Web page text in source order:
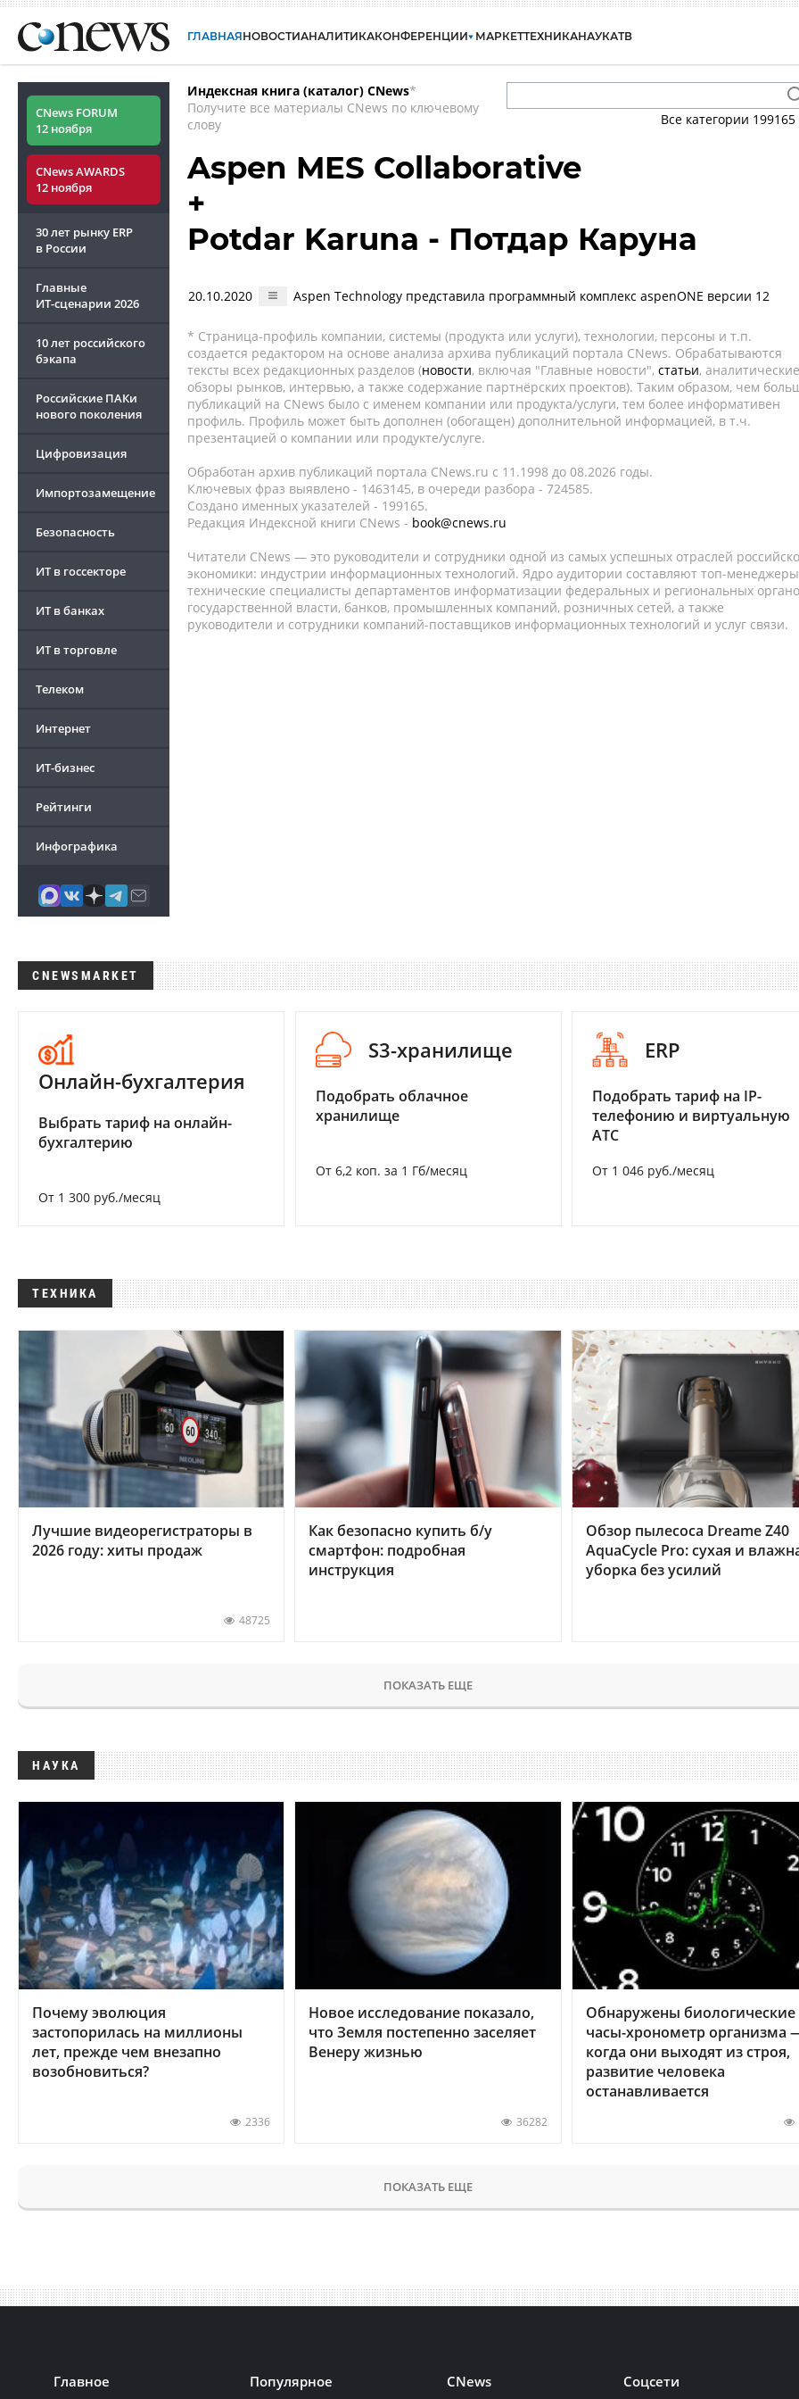
ГЛАВНАЯНОВОСТИАНАЛИТИКАКОНФЕРЕНЦИИ МАРКЕТТЕХНИКАНАУКАТВ
CNews FORUM
12 ноября
CNews AWARDS
12 ноября
30 лет рынку ERP
в России
Главные
ИТ-сценарии 2026
10 лет российского
бэкапа
Российские ПАКи
нового поколения
Цифровизация
Импортозамещение
Безопасность
ИТ в госсекторе
ИТ в банках
ИТ в торговле
Телеком
Интернет
ИТ-бизнес
Рейтинги
Инфографика
Индексная книга (каталог) CNews*
Получите все материалы CNews по ключевому
слову
Все категории 199165
Aspen MES Collaborative
+
Potdar Karuna - Потдар Каруна
20.10.2020 Aspen Technology представила программный комплекс aspenONE версии 12
* Страница-профиль компании, системы (продукта или услуги), технологии, персоны и т.п.
создается редактором на основе анализа архива публикаций портала CNews. Обрабатываются
тексты всех редакционных разделов (новости, включая "Главные новости", статьи, аналитические
обзоры рынков, интервью, а также содержание партнёрских проектов). Таким образом, чем
публикаций на CNews было с именем компании или продукта/услуги, тем более информативен
профиль. Профиль может быть дополнен (обогащен) дополнительной информацией, в т.ч.
презентацией о компании или продукте/услуге.
Обработан архив публикаций портала CNews.ru c 11.1998 до 08.2026 годы.
Ключевых фраз выявлено - 1463145, в очереди разбора - 724585.
Создано именных указателей - 199165.
Редакция Индексной книги CNews - book@cnews.ru
Читатели CNews — это руководители и сотрудники одной из самых успешных отраслей
экономики: индустрии информационных технологий. Ядро аудитории составляют топ-
технические специалисты департаментов информатизации федеральных и региональных
государственной власти, банков, промышленных компаний, розничных сетей, а также
руководители и сотрудники компаний-поставщиков информационных технологий и услуг связи.
CNEWSMARKET
Онлайн-бухгалтерия
Выбрать тариф на онлайн-
бухгалтерию
От 1 300 руб./месяц
S3-хранилище
Подобрать облачное
хранилище
От 6,2 коп. за 1 Гб/месяц
ERP
Подобрать тариф на IP-
телефонию и виртуальную
АТС
От 1 046 руб./месяц
ТЕХНИКА
Лучшие видеорегистраторы в
2026 году: хиты продаж
48725
Как безопасно купить б/у
смартфон: подробная
инструкция
Обзор пылесоса Dreame Z40
AquaCycle Pro: сухая и
уборка без усилий
ПОКАЗАТЬ ЕЩЕ
НАУКА
Почему эволюция
застопорилась на миллионы
лет, прежде чем внезапно
возобновиться?
2336
Новое исследование показало,
что Земля постепенно заселяет
Венеру жизнью
36282
Обнаружены биологические
часы-хронометр организма
когда они выходят из строя,
развитие человека
останавливается
ПОКАЗАТЬ ЕЩЕ
Главное Популярное CNews Соцсети